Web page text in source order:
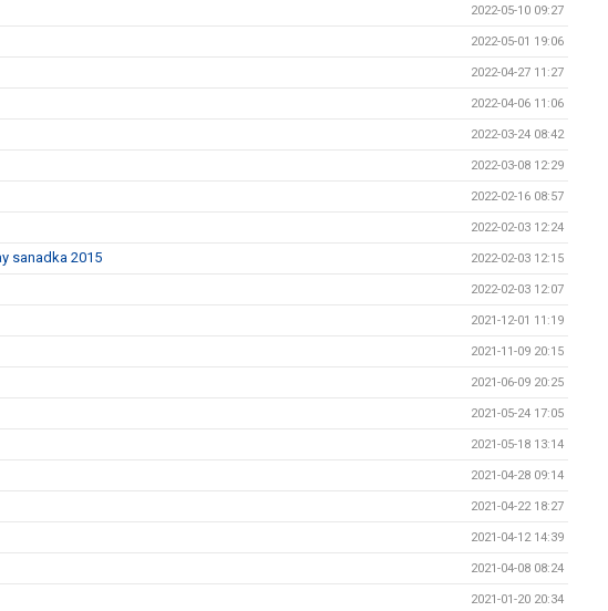
2022-05-10 09:27
2022-05-01 19:06
2022-04-27 11:27
2022-04-06 11:06
2022-03-24 08:42
2022-03-08 12:29
2022-02-16 08:57
2022-02-03 12:24
sanadka 2015 2022-02-03 12:15
2022-02-03 12:07
2021-12-01 11:19
2021-11-09 20:15
2021-06-09 20:25
2021-05-24 17:05
2021-05-18 13:14
2021-04-28 09:14
2021-04-22 18:27
2021-04-12 14:39
2021-04-08 08:24
2021-01-20 20:34